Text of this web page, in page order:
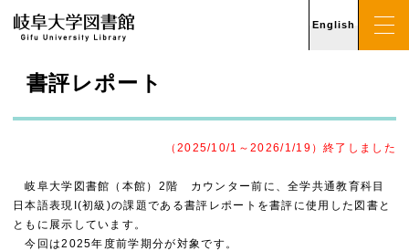
English
書評レポート
（2025/10/1～2026/1/19）終了しました
岐阜大学図書館（本館）2階 カウンター前に、全学共通教育科目
日本語表現I(初級)の課題である書評レポートを書評に使用した図書と
ともに展示しています。
今回は2025年度前学期分が対象です。